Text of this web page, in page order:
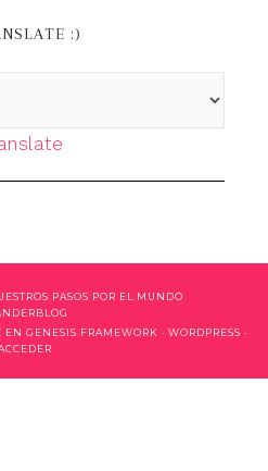
:)
PASOS POR EL MUNDO
EN GENESIS FRAMEWORK · WORDPRESS ·